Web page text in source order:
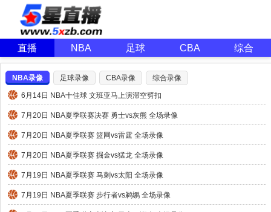
直播 NBA 足球 CBA 综合
NBA录像 足球录像 CBA录像 综合录像
6月14日 NBA十佳球 文班亚马上演滞空劈扣
7月20日 NBA夏季联赛决赛 勇士vs灰熊 全场录像
7月20日 NBA夏季联赛 篮网vs雷霆 全场录像
7月20日 NBA夏季联赛 掘金vs猛龙 全场录像
7月19日 NBA夏季联赛 马刺vs太阳 全场录像
7月19日 NBA夏季联赛 步行者vs鹈鹕 全场录像